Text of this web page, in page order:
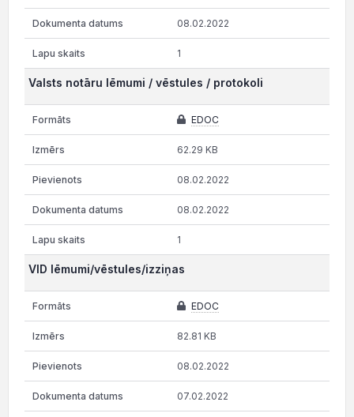
08.02.2022
1
Valsts notāru lēmumi / vēstules / protokoli
EDOC
62.29 KB
08.02.2022
08.02.2022
1
VID lēmumi/vēstules/izziņas
EDOC
82.81 KB
08.02.2022
07.02.2022